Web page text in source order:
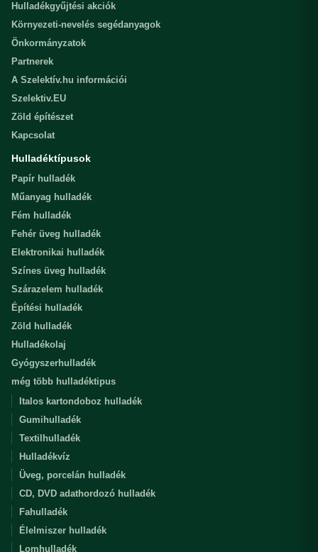
Hulladékgyűjtési akciók
Környezeti-nevelés segédanyagok
Önkormányzatok
Partnerek
A Szelektív.hu információi
Szelektiv.EU
Zöld építészet
Kapcsolat
Hulladéktípusok
Papír hulladék
Műanyag hulladék
Fém hulladék
Fehér üveg hulladék
Elektronikai hulladék
Színes üveg hulladék
Szárazelem hulladék
Építési hulladék
Zöld hulladék
Hulladékolaj
Gyógyszerhulladék
még több hulladéktipus
Italos kartondoboz hulladék
Gumihulladék
Textilhulladék
Hulladékvíz
Üveg, porcelán hulladék
CD, DVD adathordozó hulladék
Fahulladék
Élelmiszer hulladék
Lomhulladék